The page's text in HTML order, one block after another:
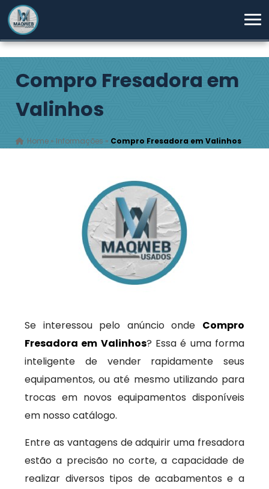
Compro Fresadora em
Valinhos
Home » Informações » Compro Fresadora em Valinhos
Se interessou pelo anúncio onde Compro
Fresadora em Valinhos? Essa é uma forma
inteligente de vender rapidamente seus
equipamentos, ou até mesmo utilizando para
trocas em novos equipamentos disponíveis
em nosso catálogo.
Entre as vantagens de adquirir uma fresadora
estão a precisão no corte, a capacidade de
realizar diversos tipos de acabamentos e a